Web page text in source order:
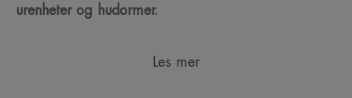
urenheter og hudormer.
Les mer